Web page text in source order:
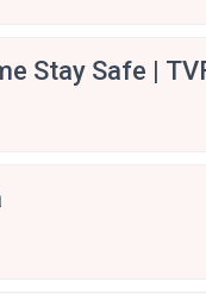
Stay Safe |